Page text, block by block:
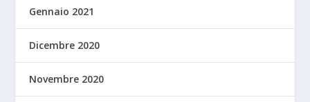
Gennaio 2021
Dicembre 2020
Novembre 2020